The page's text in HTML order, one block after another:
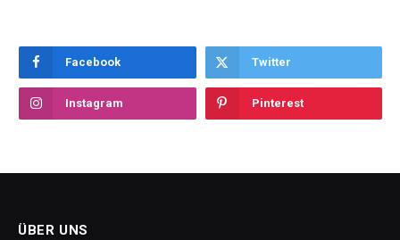
Facebook Twitter
Instagram Pinterest
ÜBER UNS